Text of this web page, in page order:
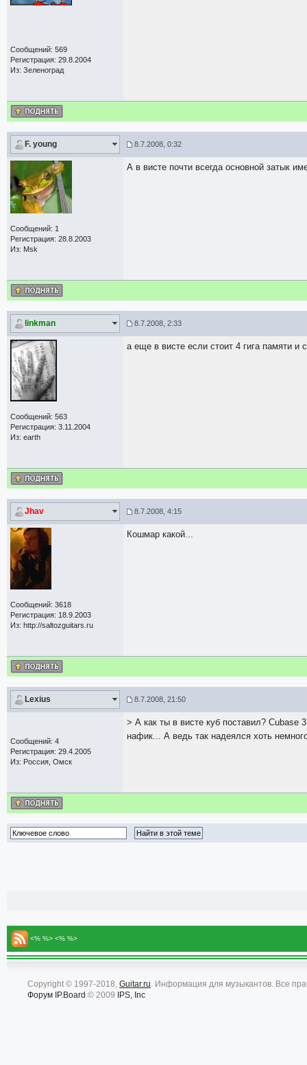
Сообщений: 569
Регистрация: 29.8.2004
Из: Зеленоград
F. young 8.7.2008, 0:32
Сообщений: 1
Регистрация: 28.8.2003
Из: Msk
А в висте почти всегда основной затык
linkman 8.7.2008, 2:33
Сообщений: 563
Регистрация: 3.11.2004
Из: earth
а еще в висте если стоит 4 гига памяти и
Jhav 8.7.2008, 4:15
Сообщений: 3618
Регистрация: 18.9.2003
Из: http://saltozguitars.ru
Кошмар какой...
Lexius 8.7.2008, 21:50
Сообщений: 4
Регистрация: 29.4.2005
Из: Россия, Омск
> А как ты в висте куб поставил? Cubase
нафик... А ведь так надеялся хоть
<% %> <% %>
Copyright © 1997-2018, Guitar.ru. Информация для музыкантов. Все
Форум IP.Board © 2009 IPS, Inc